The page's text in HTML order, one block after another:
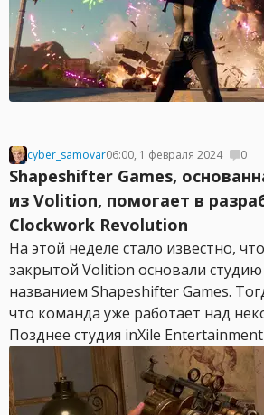
cyber_samovar06:00, 1 февраля 2024 0
Shapeshifter Games,
из Volition, помогает в
Clockwork Revolution
На этой неделе стало известно,
закрытой Volition основали
названием Shapeshifter Games.
что команда уже работает над
Позднее студия inXile